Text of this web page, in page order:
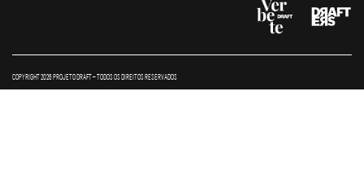
COPYRIGHT 2026 PROJETO DRAFT – TODOS OS DIREITOS RESERVADOS